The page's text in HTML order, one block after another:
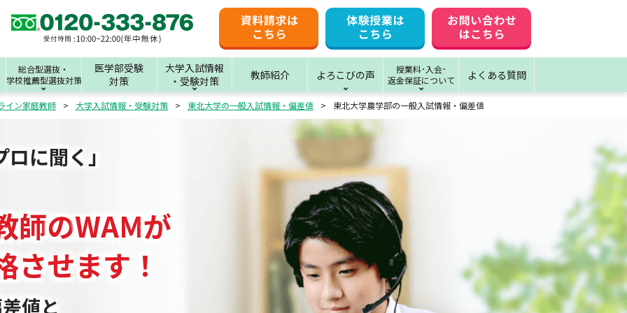
総合型選抜・
学校推薦型選抜対策
医学部受験
対策
大学入試情報
・受験対策
教師紹介 よろこびの声
授業料･入会･
返金保証について
よくある質問
イン家庭教師 大学入試情報・受験対策 東北大学の一般入試情報・偏差値 東北大学農学部の一般入試情報・偏差値
に聞く」
師のWAMが
させます！
値と